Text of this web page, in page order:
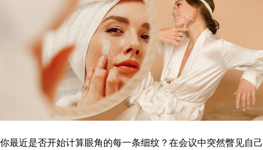
你最近是否开始计算眼角的每一条细纹？在会议中突然瞥见自己